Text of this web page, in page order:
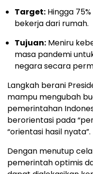
Target: Hingga
bekerja dari rumah.
Tujuan: Meniru
masa pandemi
negara secara
Langkah berani
mampu mengubah
pemerintahan
berorientasi pada
“orientasi hasil nyata”.
Dengan menutup
pemerintah optimis